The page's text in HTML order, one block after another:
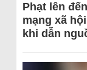
Phạt lên
mạng xã
khi dẫn